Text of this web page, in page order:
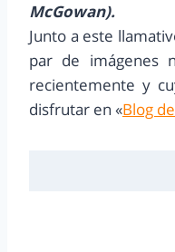
McGowan).
Junto a este
par de imágenes
recientemente y
disfrutar en «Blog